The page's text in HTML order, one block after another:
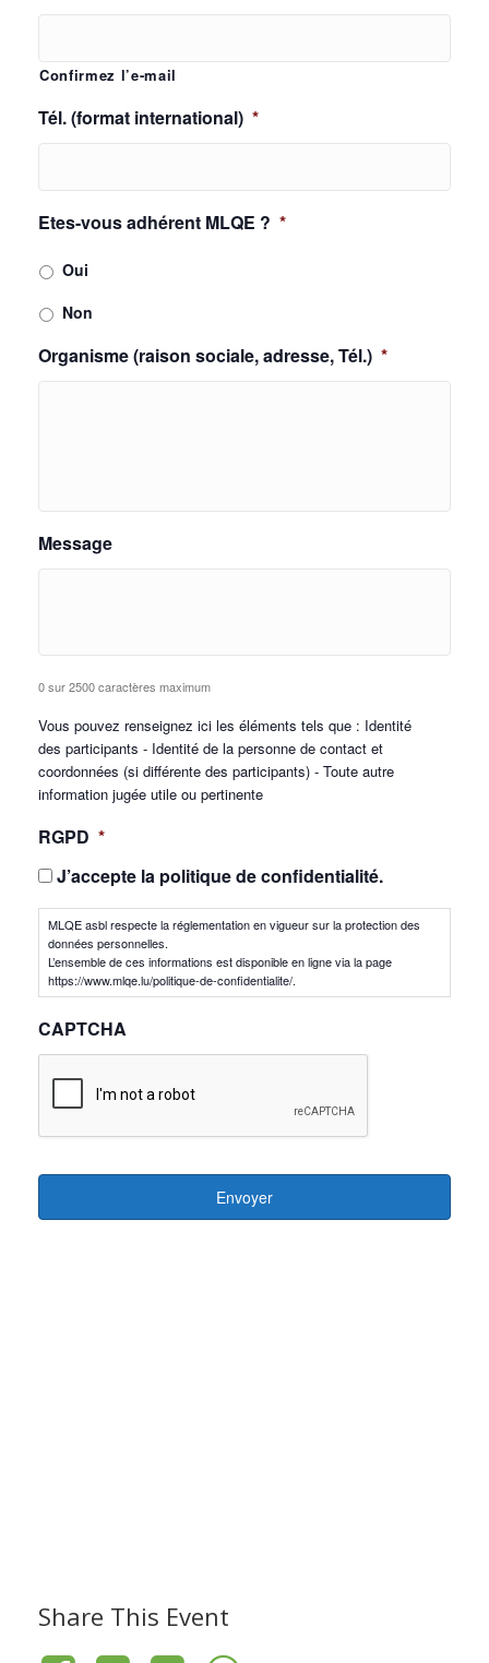
Confirmez l’e-mail
Tél. (format international) *
Etes-vous adhérent MLQE ? *
Oui
Non
Organisme (raison sociale, adresse, Tél.) *
Message
0 sur 2500 caractères maximum
Vous pouvez renseignez ici les éléments tels que : Identité
des participants - Identité de la personne de contact et
coordonnées (si différente des participants) - Toute autre
information jugée utile ou pertinente
RGPD *
J’accepte la politique de confidentialité.
MLQE asbl respecte la réglementation en vigueur sur la protection des
données personnelles.
L’ensemble de ces informations est disponible en ligne via la page
https://www.mlqe.lu/politique-de-confidentialite/.
CAPTCHA
Share This Event